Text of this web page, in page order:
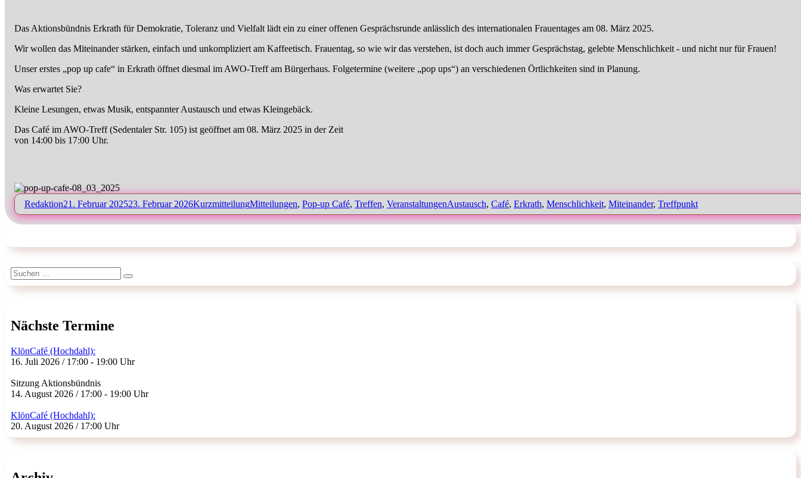
Das Aktionsbündnis Erkrath für Demokratie, Toleranz und Vielfalt lädt ein zu einer offenen Gesprächsrunde anlässlich des internationalen Frauentages am 08. März 2025.
Wir wollen das Miteinander stärken, einfach und unkompliziert am Kaffeetisch. Frauentag, so wie wir das verstehen, ist doch auch immer Gesprächstag, gelebte Menschlichkeit - und nicht nur für Frauen!
Unser erstes „pop up cafe“ in Erkrath öffnet diesmal im AWO-Treff am Bürgerhaus. Folgetermine (weitere „pop ups“) an verschiedenen Örtlichkeiten sind in Planung.
Was erwartet Sie?
Kleine Lesungen, etwas Musik, entspannter Austausch und etwas Kleingebäck.
Das Café im AWO-Treff (Sedentaler Str. 105) ist geöffnet am 08. März 2025 in der Zeit
von 14:00 bis 17:00 Uhr.
Autor
RedaktionVeröffentlicht
am
21. Februar 202523. Februar 2026Format
KurzmitteilungKategorien
Mitteilungen, Pop-up Café, Treffen, VeranstaltungenSchlagwörter
Austausch, Café, Erkrath, Menschlichkeit, Miteinander, Treffpunkt
Suchen
nach:
Suchen
Nächste Termine
KlönCafé (Hochdahl):
16. Juli 2026 / 17:00 - 19:00 Uhr
Sitzung Aktionsbündnis
14. August 2026 / 17:00 - 19:00 Uhr
KlönCafé (Hochdahl):
20. August 2026 / 17:00 Uhr